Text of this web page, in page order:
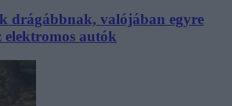
drágábbnak, valójában egyre
elektromos autók